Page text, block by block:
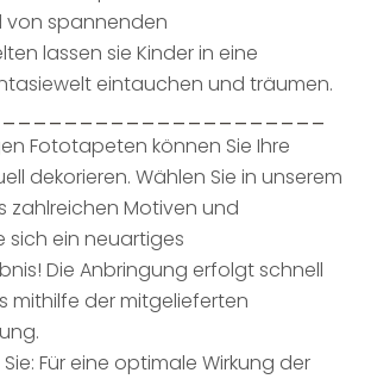
von spannenden
lassen sie Kinder in eine
eintauchen und träumen.
Fototapeten können Sie Ihre
dekorieren. Wählen Sie in unserem
zahlreichen Motiven und
sich ein neuartiges
Die Anbringung erfolgt schnell
mithilfe der mitgelieferten
Für eine optimale Wirkung der